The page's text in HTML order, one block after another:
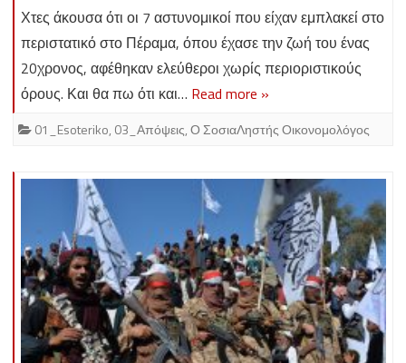
Χτες άκουσα ότι οι 7 αστυνομικοί που είχαν εμπλακεί στο
περιστατικό στο Πέραμα, όπου έχασε την ζωή του ένας
20χρονος, αφέθηκαν ελεύθεροι χωρίς περιοριστικούς
όρους. Και θα πω ότι και… Read more »
01_Esoteriko, 03_Απόψεις,Ο ΣοσιαΛηστής Οικονομολόγος